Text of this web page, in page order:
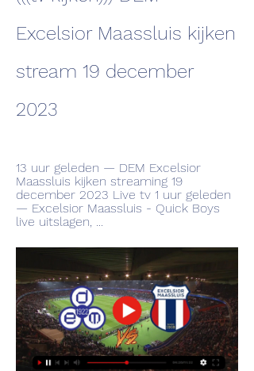
Excelsior Maassluis kijken
stream 19 december
2023
13 uur geleden — DEM Excelsior
Maassluis kijken streaming 19
december 2023 Live tv 1 uur geleden
— Excelsior Maassluis - Quick Boys
live uitslagen, ...